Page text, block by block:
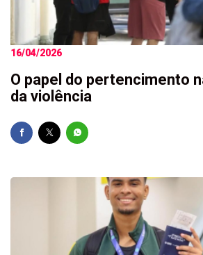
16/04/2026
O papel do pertencimento
da violência